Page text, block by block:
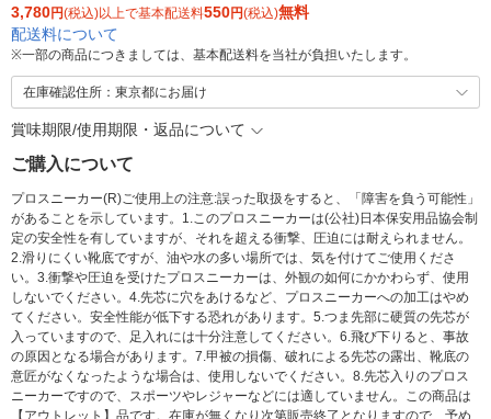
3,780円(税込)以上で基本配送料550円(税込)無料
配送料について
※一部の商品につきましては、基本配送料を当社が負担いたします。
在庫確認住所：東京都にお届け
賞味期限/使用期限・返品について
ご購入について
プロスニーカー(R)ご使用上の注意:誤った取扱をすると、「障害を負う可能性」
があることを示しています。1.このプロスニーカーは(公社)日本保安用品協会制
定の安全性を有していますが、それを超える衝撃、圧迫には耐えられません。
2.滑りにくい靴底ですが、油や水の多い場所では、気を付けてご使用くださ
い。3.衝撃や圧迫を受けたプロスニーカーは、外観の如何にかかわらず、使用
しないでください。4.先芯に穴をあけるなど、プロスニーカーへの加工はやめ
てください。安全性能が低下する恐れがあります。5.つま先部に硬質の先芯が
入っていますので、足入れには十分注意してください。6.飛び下りると、事故
の原因となる場合があります。7.甲被の損傷、破れによる先芯の露出、靴底の
意匠がなくなったような場合は、使用しないでください。8.先芯入りのプロス
ニーカーですので、スポーツやレジャーなどには適していません。この商品は